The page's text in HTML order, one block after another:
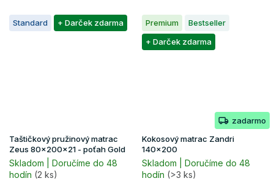
Standard + Darček zdarma
Taštičkový pružinový matrac
Zeus 80x200x21 - poťah Gold
Skladom | Doručíme do 48
hodín (2 ks)
Premium
Bestseller
+ Darček zdarma
zadarmo
Kokosový matrac Zandri
140x200
Skladom | Doručíme do 48
hodín (>3 ks)